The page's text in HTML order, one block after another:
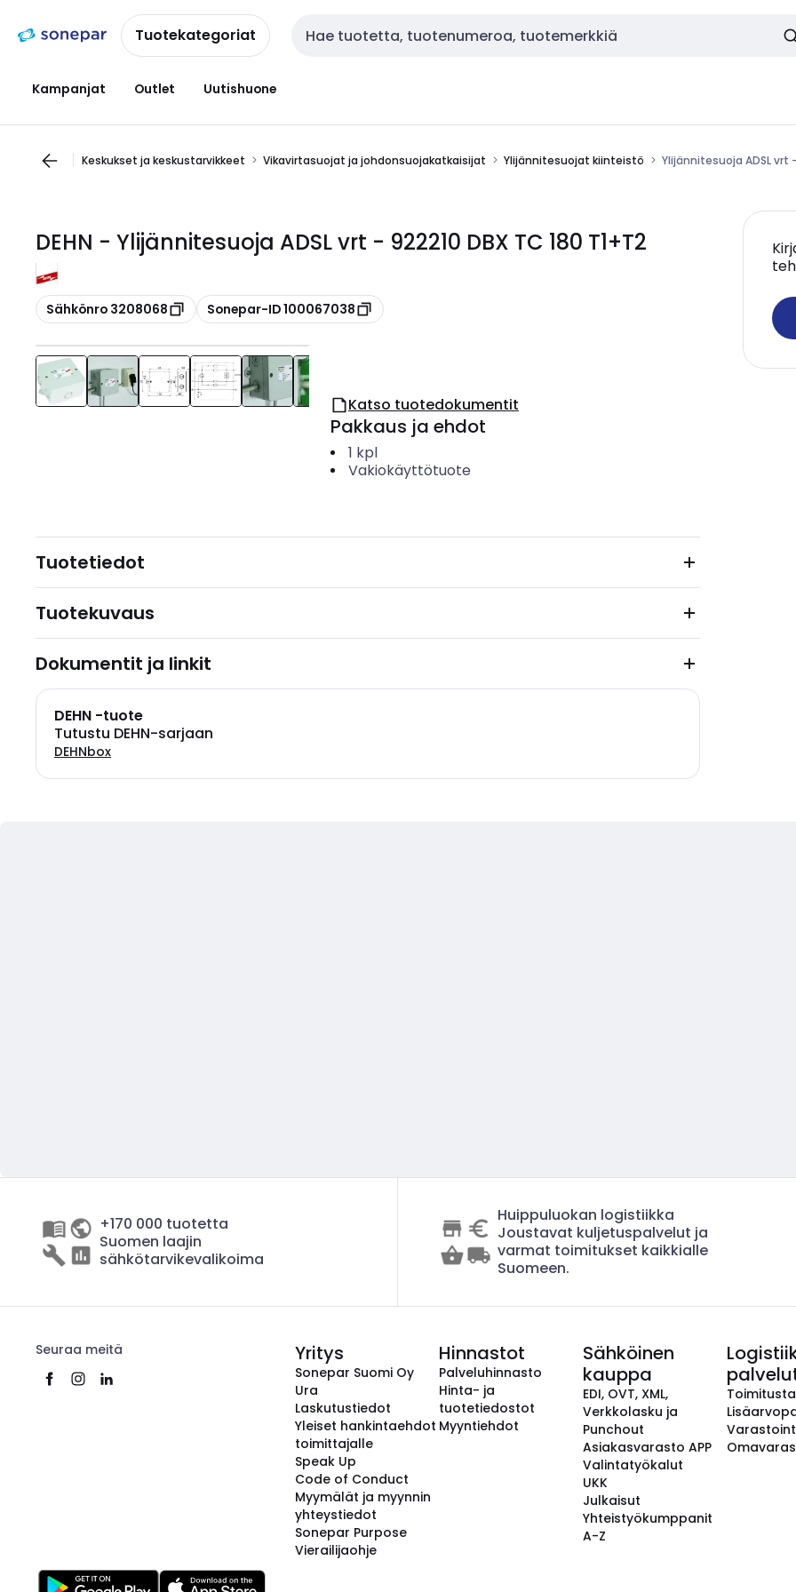
navigointiinsisältöönTuotekategoriat Haku
Kampanjat Outlet Uutishuone
Keskukset ja keskustarvikkeet Vikavirtasuojat ja johdonsuojakatkaisijat Ylijännitesuojat kiinteistö Ylijännitesuoja ADSL vrt -
DEHN - Ylijännitesuoja ADSL vrt - 922210 DBX TC 180 T1+T2
Kopioi
Sähkönro 3208068 Kopioi
Sonepar-ID 100067038
Katso tuotedokumentit
Pakkaus ja ehdot
1 kpl
Vakiokäyttötuote
Tuotetiedot
Tuotekuvaus
Dokumentit ja linkit
DEHN -tuote
Tutustu DEHN-sarjaan
DEHNbox
+170 000 tuotetta
Suomen laajin
sähkötarvikevalikoima
Huippuluokan logistiikka
Joustavat kuljetuspalvelut ja
varmat toimitukset kaikkialle
Suomeen.
Seuraa meitä Yritys
Sonepar Suomi Oy
Ura
Laskutustiedot
Yleiset hankintaehdot
toimittajalle
Speak Up
Code of Conduct
Myymälät ja myynnin
yhteystiedot
Sonepar Purpose
Vierailijaohje
Hinnastot
Palveluhinnasto
Hinta- ja
tuotetiedostot
Myyntiehdot
Sähköinen
kauppa
EDI, OVT, XML,
Verkkolasku ja
Punchout
Asiakasvarasto APP
Valintatyökalut
UKK
Julkaisut
Yhteistyökumppanit
A-Z